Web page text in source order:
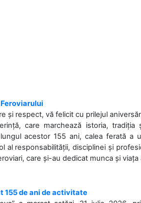
și respect, vă felicit cu prilejul
care marchează istoria, tradiția
acestor 155 ani, calea ferată a
responsabilității, disciplinei și
care și-au dedicat munca și viața
155 de ani de activitate